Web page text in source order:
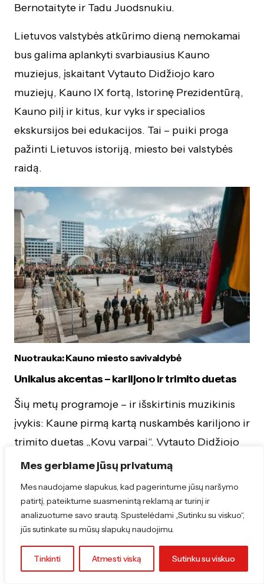
Mes gerbiame jūsų privatumą
Mes naudojame slapukus, kad pagerintume jūsų naršymo
patirtį, pateiktume suasmenintą reklamą ar turinį ir
analizuotume savo srautą. Spustelėdami „Sutinku su viskuo“,
jūs sutinkate su mūsų slapukų naudojimu.
Tinkinti Atmesti viską Sutinku su viskuo
Bernotaityte ir Tadu Juodsnukiu.
Lietuvos valstybės atkūrimo dieną nemokamai
bus galima aplankyti svarbiausius Kauno
muziejus, įskaitant Vytauto Didžiojo karo
muziejų, Kauno IX fortą, Istorinę Prezidentūrą,
Kauno pilį ir kitus, kur vyks ir specialios
ekskursijos bei edukacijos. Tai – puiki proga
pažinti Lietuvos istoriją, miesto bei valstybės
raidą.
Nuotrauka: Kauno miesto savivaldybė
Unikalus akcentas – kariljono ir trimito duetas
Šių metų programoje – ir išskirtinis muzikinis
įvykis: Kaune pirmą kartą nuskambės kariljono ir
trimito duetas „Kovų varpai“. Vytauto Didžiojo
karo muziejaus sodelyje kūrinius atliks Austėja
Staniunaitytė-Proietta ir Vytautas Bložė. Tai
unikalus derinys, sujungiantis monumentalius
kariljono varpų sąskambius ir iškilmingą trimito
balsą – simbolišką muzikinį dialogą apie kovą,
laisvę ir istorinę atmintį.